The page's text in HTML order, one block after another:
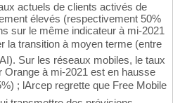
actuels de clients activés de
élevés (respectivement 50%
sur le même indicateur à mi-2021
la transition à moyen terme (entre
Sur les réseaux mobiles, le taux
à mi-2021 est en hausse
; lArcep regrette que Free Mobile